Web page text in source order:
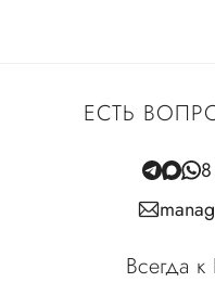
ЕСТЬ
Всегда